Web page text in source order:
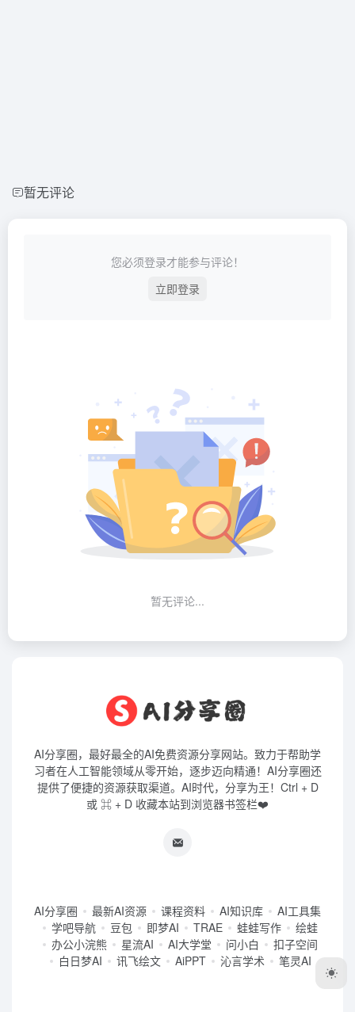
暂无评论
您必须登录才能参与评论！
立即登录
暂无评论...
AI分享圈，最好最全的AI免费资源分享网站。致力于帮助学
习者在人工智能领域从零开始，逐步迈向精通！AI分享圈还
提供了便捷的资源获取渠道。AI时代，分享为王！Ctrl + D
或 ⌘ + D 收藏本站到浏览器书签栏❤️
AI分享圈 最新AI资源 课程资料 AI知识库
AI工具集
学吧导航
豆包 即梦AI TRAE 蛙蛙写作
绘蛙
办公小浣熊
星流AI AI大学堂 问小白
扣子空间
白日梦AI
讯飞绘文 AiPPT 沁言学术 笔灵AI